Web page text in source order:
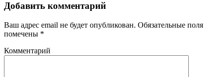
Добавить комментарий
Ваш адрес email не будет опубликован. Обязательные поля
помечены *
Комментарий